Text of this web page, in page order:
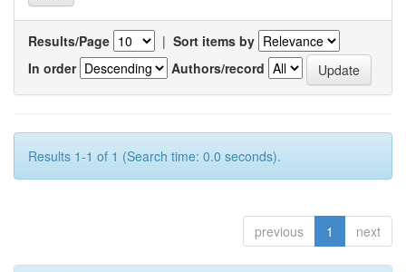
Results/Page | Sort items by
In order
Authors/record
Results 1-1 of 1 (Search time: 0.0 seconds).
previous 1 next